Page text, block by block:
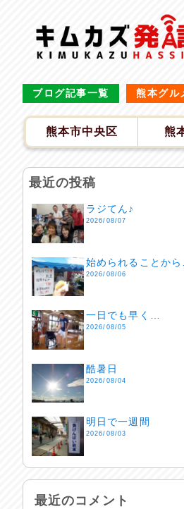
ブログ記事一覧 熊本グル
熊本市中央区 熊
最近の投稿
ラジてん♪
2026/08/07
始められることから
2026/08/06
一日でも早く…
2026/08/05
酷暑日
2026/08/04
明日で一週間
2026/08/03
最近のコメント